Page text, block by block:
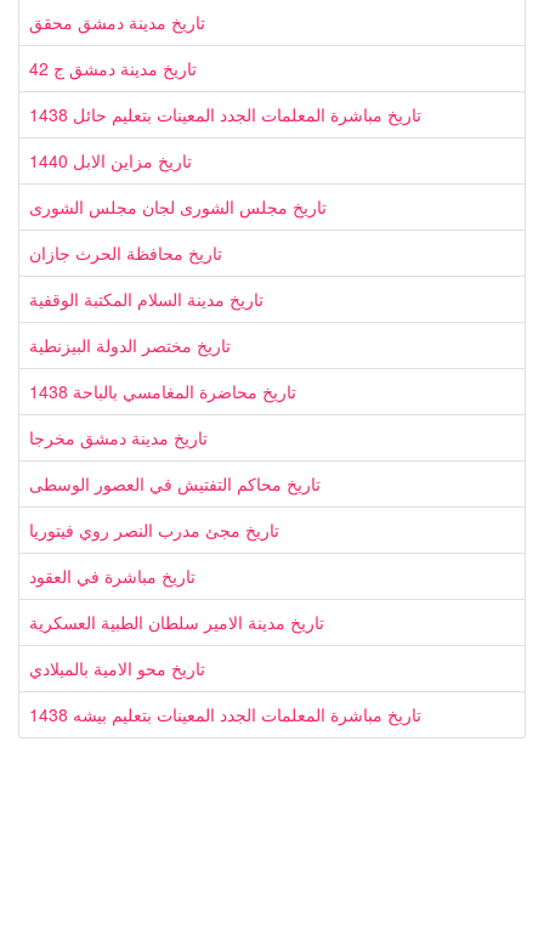
تاريخ مدينة دمشق محقق
تاريخ مدينة دمشق ج 42
تاريخ مباشرة المعلمات الجدد المعينات بتعليم حائل 1438
تاريخ مزاين الابل 1440
تاريخ مجلس الشورى لجان مجلس الشورى
تاريخ محافظة الحرث جازان
تاريخ مدينة السلام المكتبة الوقفية
تاريخ مختصر الدولة البيزنطية
تاريخ محاضرة المغامسي بالباحة 1438
تاريخ مدينة دمشق مخرجا
تاريخ محاكم التفتيش في العصور الوسطى
تاريخ مجئ مدرب النصر روي فيتوريا
تاريخ مباشرة في العقود
تاريخ مدينة الامير سلطان الطبية العسكرية
تاريخ محو الامية بالميلادي
تاريخ مباشرة المعلمات الجدد المعينات بتعليم بيشه 1438